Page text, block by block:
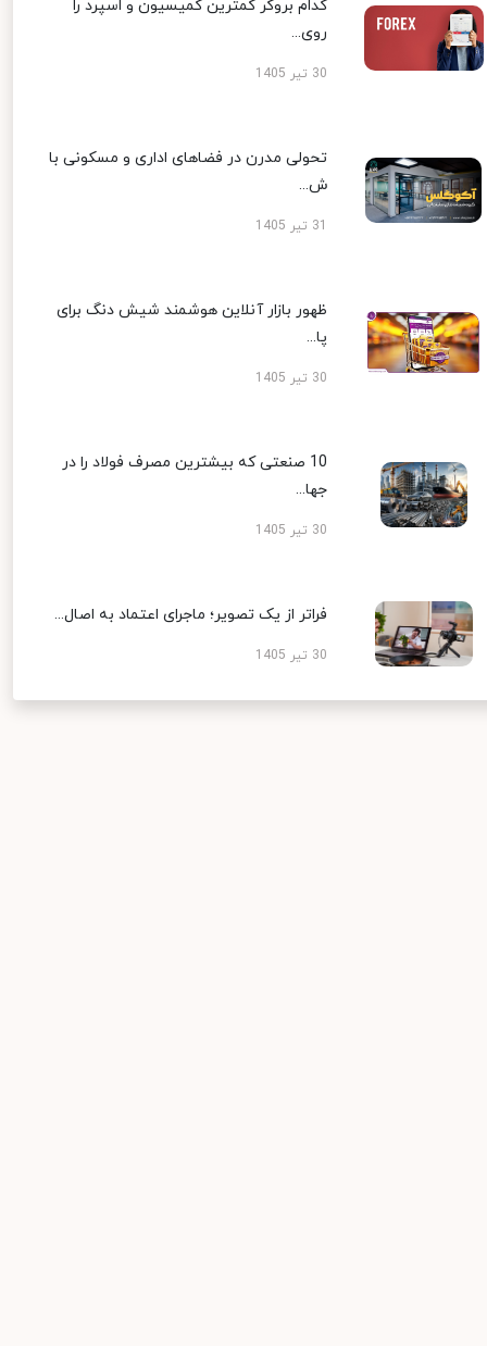
کدام بروکر کمترین کمیسیون و اسپرد را
روی...
30 تیر 1405
تحولی مدرن در فضاهای اداری و مسکونی با
ش...
ظهور بازار آنلاین هوشمند شیش دنگ برای
پا...
30 تیر 1405
10 صنعتی که بیشترین مصرف فولاد را در
جها...
30 تیر 1405
فراتر از یک تصویر؛ ماجرای اعتماد به اصال...
30 تیر 1405